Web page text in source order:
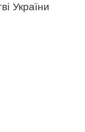
України